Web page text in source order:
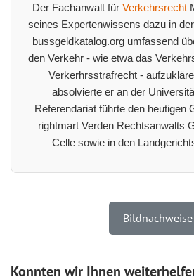
Der Fachanwalt für Verkehrsrecht
seines Expertenwissens dazu in
bussgeldkatalog.org umfassend
den Verkehr - wie etwa das
Verkerhrsstrafrecht -
absolvierte er an der
Referendariat führte den heutigen
rightmart Verden Rechtsanwalts
Celle sowie in den
Bildnachweise
Konnten wir Ihnen